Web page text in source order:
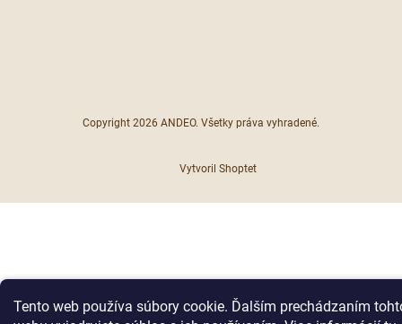
Tento web používa súbory cookie. Ďalším prechádzaním
Vytvoril Shoptet
Copyright 2026 ANDEO. Všetky práva vyhradené.